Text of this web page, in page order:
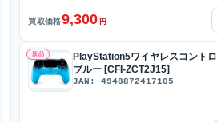
買取価格9,300 円
新品
PlayStation5ワイヤレスコント
ブルー [CFI-ZCT2J15]
JAN: 4948872417105